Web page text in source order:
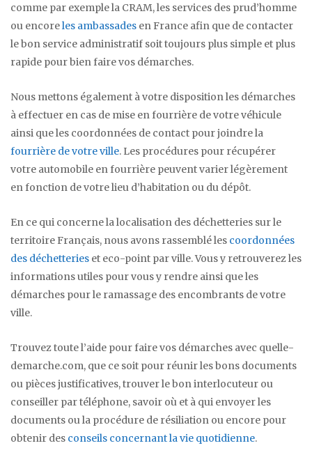
comme par exemple la CRAM, les services des prud’homme
ou encoreles ambassades en France afin que de contacter
le bon service administratif soit toujours plus simple et plus
rapide pour bien faire vos démarches.
Nous mettons également à votre disposition les démarches
à effectuer en cas de mise en fourrière de votre véhicule
ainsi que les coordonnées de contact pour joindre la
fourrière de votre ville. Les procédures pour récupérer
votre automobile en fourrière peuvent varier légèrement
en fonction de votre lieu d’habitation ou du dépôt.
En ce qui concerne la localisation des déchetteries sur le
territoire Français, nous avons rassemblé les coordonnées
des déchetteries et eco-point par ville. Vous y retrouverez les
informations utiles pour vous y rendre ainsi que les
démarches pour le ramassage des encombrants de votre
ville.
Trouvez toute l’aide pour faire vos démarches avec quelle-
demarche.com, que ce soit pour réunir les bons documents
ou pièces justificatives, trouver le bon interlocuteur ou
conseiller par téléphone, savoir où et à qui envoyer les
documents ou la procédure de résiliation ou encore pour
obtenir des conseils concernant la vie quotidienne.